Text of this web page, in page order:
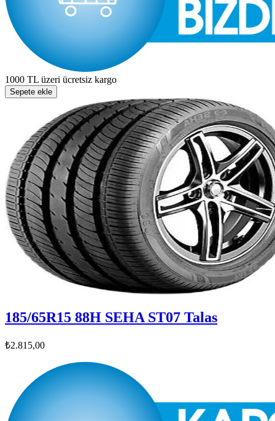
1000 TL üzeri ücretsiz kargo
Sepete ekle
185/65R15 88H SEHA ST07 Talas
₺2.815,00